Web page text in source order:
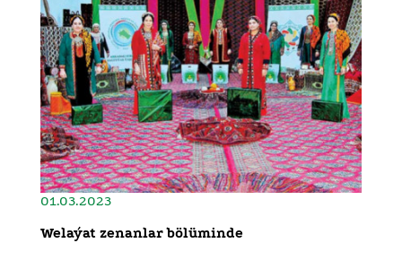
01.03.2023
Welaýat zenanlar bölüminde